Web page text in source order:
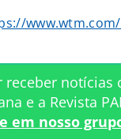
receber notícias
e a Revista
em nosso